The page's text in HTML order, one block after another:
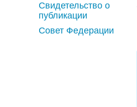
Свидетельство о
публикации
Совет Федерации